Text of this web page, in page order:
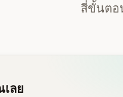
สี่ขั้นตอ
ลย